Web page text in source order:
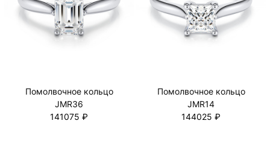
Помолвочное кольцо
JMR36
141075 ₽
Помолвочное кольцо
JMR14
144025 ₽